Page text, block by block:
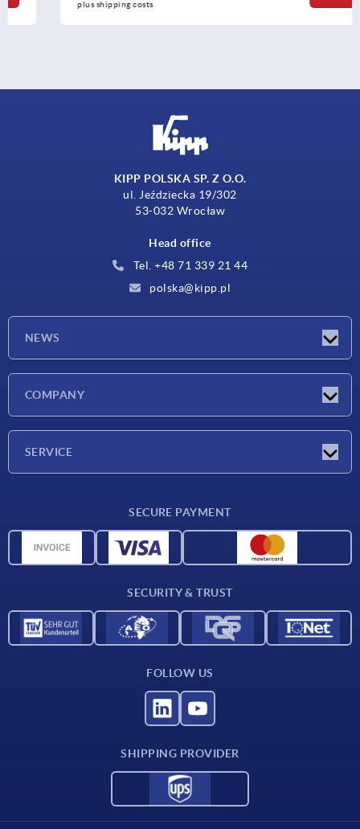
plus shipping costs
KIPP POLSKA SP. Z O.O.
ul. Jeździecka 19/302
53-032 Wrocław
Head office
Tel. +48 71 339 21 44
polska@kipp.pl
NEWS
COMPANY
SERVICE
CAD data
SECURE PAYMENT
SECURITY & TRUST
FOLLOW US
SHIPPING PROVIDER